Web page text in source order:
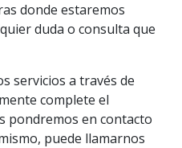
donde estaremos
duda o consulta que
servicios a través de
complete el
pondremos en contacto
puede llamarnos